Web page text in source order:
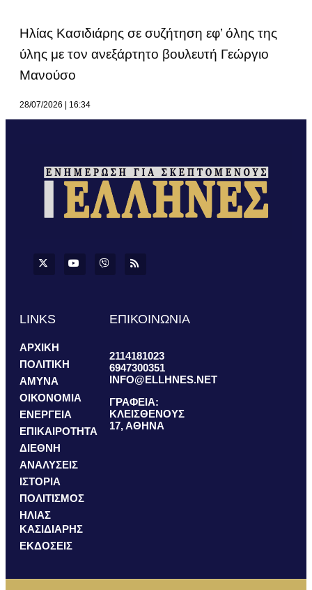
Ηλίας Κασιδιάρης σε συζήτηση εφ’ όλης της
ύλης με τον ανεξάρτητο βουλευτή Γεώργιο
Μανούσο
28/07/2026 16:34
LINKS
ΑΡΧΙΚΗ
ΠΟΛΙΤΙΚΗ
ΑΜΥΝΑ
ΟΙΚΟΝΟΜΙΑ
ΕΝΕΡΓΕΙΑ
ΕΠΙΚΑΙΡΟΤΗΤΑ
ΔΙΕΘΝΗ
ΑΝΑΛΥΣΕΙΣ
ΙΣΤΟΡΙΑ
ΠΟΛΙΤΙΣΜΟΣ
ΗΛΙΑΣ
ΚΑΣΙΔΙΑΡΗΣ
ΕΚΔΟΣΕΙΣ
ΕΠΙΚΟΙΝΩΝΙΑ
2114181023
6947300351
INFO@ELLHNES.NET
ΓΡΑΦΕΙΑ:
ΚΛΕΙΣΘΕΝΟΥΣ
17, ΑΘΗΝΑ